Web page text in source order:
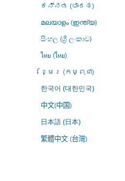
ಕನ್ನಡ (ಭಾರತ)
മലയാളം (ഇന്ത്യ)
සිංහල (ශ්‍රී ලංකාව)
ไทย (ไทย)
ខ្មែរ (កម្ពុជា)
한국어 (대한민국)
中文(中国)
日本語 (日本)
繁體中文 (台灣)